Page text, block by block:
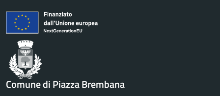
Comune di Piazza Brembana